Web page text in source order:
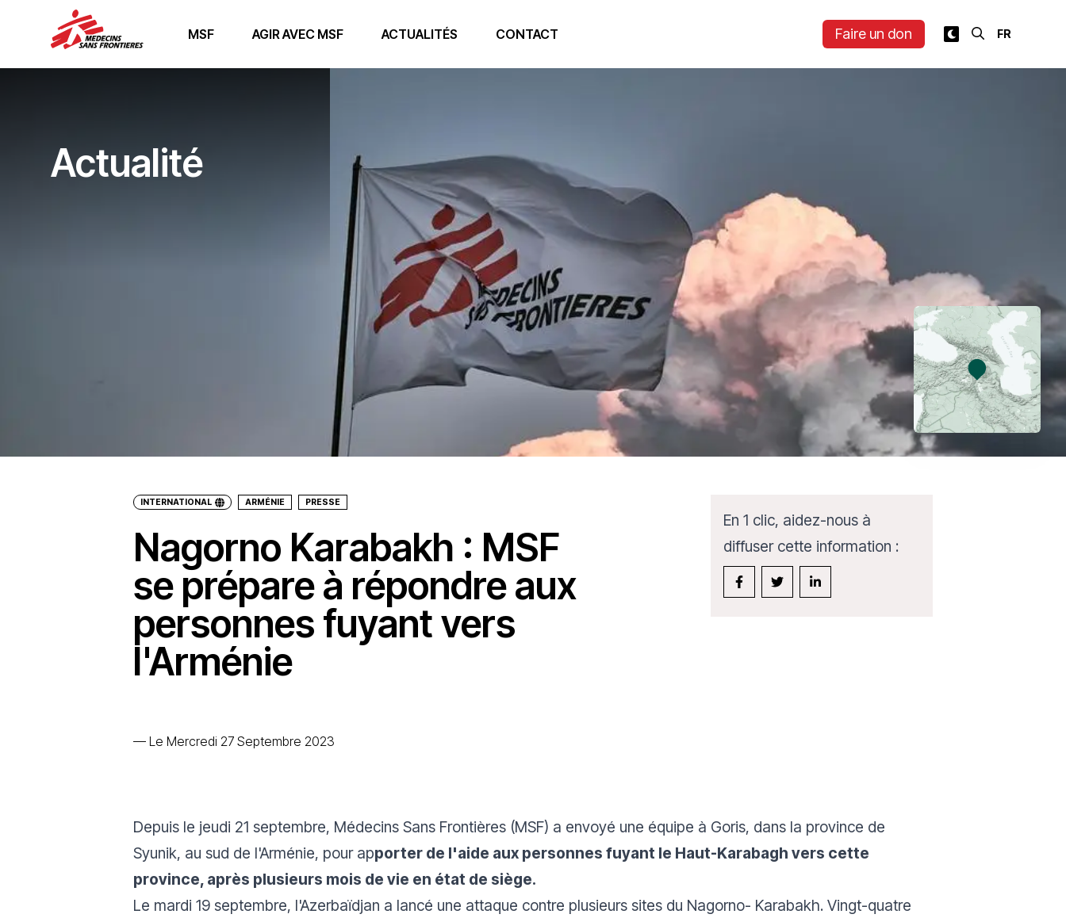
MSF AGIR AVEC MSF ACTUALITÉS CONTACT Faire un don
Actualité
INTERNATIONAL ARMÉNIE PRESSE
Nagorno Karabakh : MSF
se prépare à répondre aux
personnes fuyant vers
l'Arménie
— Le Mercredi 27 Septembre 2023
En 1 clic, aidez-nous à
diffuser cette information :
Depuis le jeudi 21 septembre, Médecins Sans Frontières (MSF) a envoyé une équipe à Goris, dans la province de
Syunik, au sud de l'Arménie, pour apporter de l'aide aux personnes fuyant le Haut-Karabagh vers cette
province, après plusieurs mois de vie en état de siège.
Le mardi 19 septembre, l'Azerbaïdjan a lancé une attaque contre plusieurs sites du Nagorno- Karabakh. Vingt-quatre